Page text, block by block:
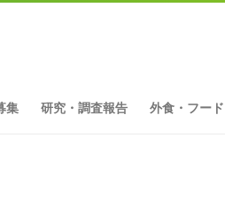
集 研究・調査報告 外食・フード